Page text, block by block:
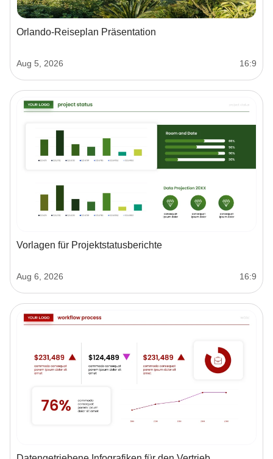
Orlando-Reiseplan Präsentation
Aug 5, 2026 16:9
Vorlagen für Projektstatusberichte
Aug 6, 2026 16:9